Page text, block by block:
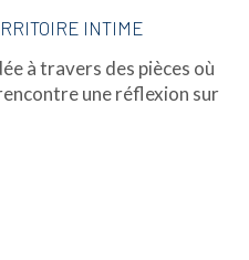
INTIME
à travers des pièces où
une réflexion sur